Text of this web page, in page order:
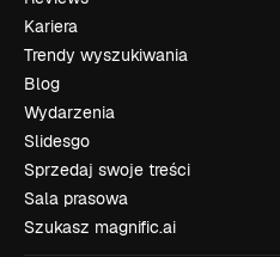
Kariera
Trendy wyszukiwania
Blog
Wydarzenia
Slidesgo
Sprzedaj swoje treści
Sala prasowa
Szukasz magnific.ai